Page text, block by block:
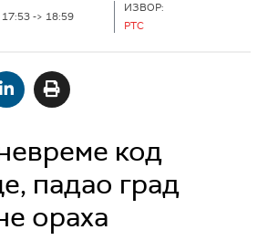
-> 18:59
ИЗВОР:
РТС
код
падао град
ораха